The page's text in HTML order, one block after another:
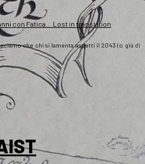
con Fatica… Lost in translation
che chi si lamenta aspetti il 2043 (o giù di